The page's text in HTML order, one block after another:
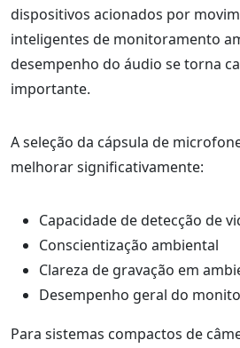
dispositivos acionados por
inteligentes de monitoramento
desempenho do áudio se torna
importante.
A seleção da cápsula de
melhorar significativamente:
Capacidade de detecção de
Conscientização ambiental
Clareza de gravação em
Desempenho geral do
Para sistemas compactos de